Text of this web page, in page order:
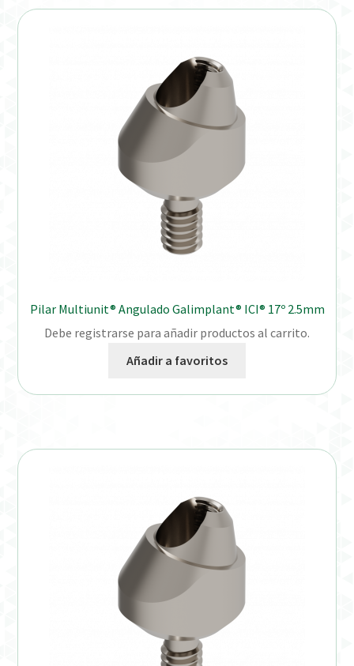
Pilar Multiunit® Angulado Galimplant® ICI® 17º 2.5mm
Debe registrarse para añadir productos al carrito.
Añadir a favoritos